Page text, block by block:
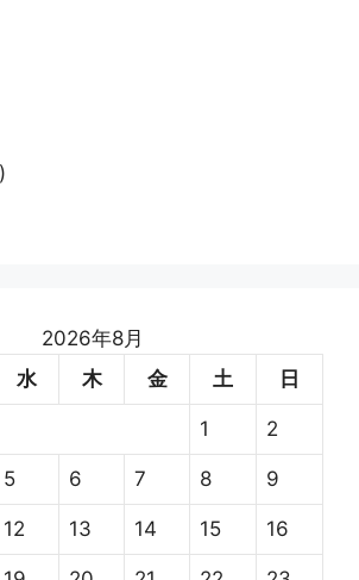
2026年8月
水 木 金 土 日
1 2
5 6 7 8 9
12 13 14 15 16